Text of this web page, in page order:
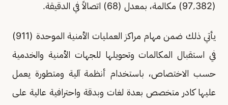
(97٬382) مكالمة، بمعدل (68) اتصالاً في الدقيقة.
يأتي ذلك ضمن مهام مراكز العمليات الأمنية الموحدة (911)
في استقبال المكالمات وتحويلها للجهات الأمنية والخدمية
حسب الاختصاص، باستخدام أنظمة آلية ومتطورة يعمل
عليها كادر متخصص بعدة لغات وبدقة واحترافية عالية على